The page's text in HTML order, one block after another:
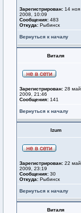
Зарегистрирован: 14 ноя
2008, 10:09
Сообщения: 483
Откуда: Рыбинск
Вернуться к началу
Виталя
Зарегистрирован: 28 май
2009, 21:46
Сообщения: 141
Вернуться к началу
Izum
Зарегистрирован: 22 май
2009, 23:19
Сообщения: 30
Откуда: Рыбинск
Вернуться к началу
Виталя